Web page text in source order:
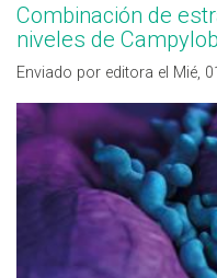
Combinación de
niveles de
Enviado por editora el Mié,